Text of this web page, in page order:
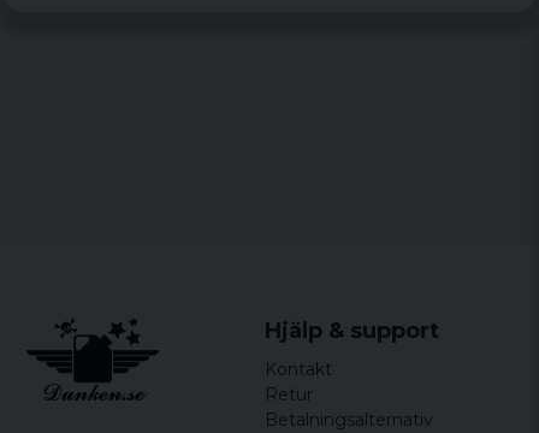
Hjälp & support
Kontakt
Retur
Betalningsalternativ